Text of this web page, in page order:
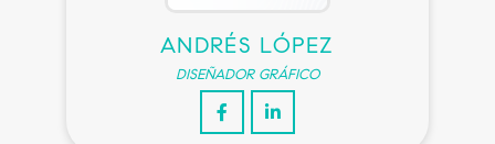
ANDRÉS LÓPEZ
DISEÑADOR GRÁFICO